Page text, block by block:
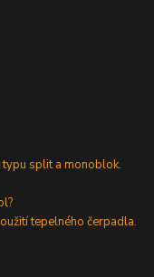
split a monoblok.
tepelného čerpadla.